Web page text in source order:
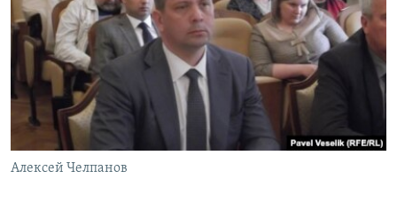
Алексей Челпанов